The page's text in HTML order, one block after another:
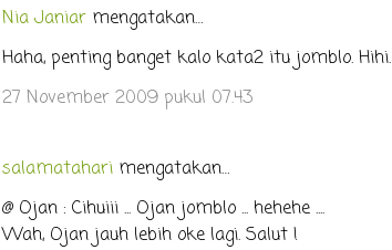
Nia Janiarmengatakan…
Haha, penting banget kalo kata2 itu jomblo. Hihi.
27 November 2009 pukul 07.43
salamataharimengatakan…
@ Ojan : Cihuiii ... Ojan jomblo ... hehehe ....
Wah, Ojan jauh lebih oke lagi. Salut !